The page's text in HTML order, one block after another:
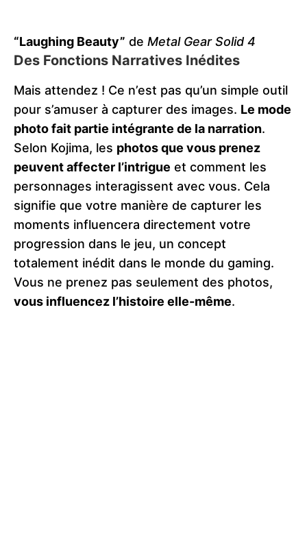
“Laughing Beauty” de Metal Gear Solid 4
Des Fonctions Narratives Inédites
Mais attendez ! Ce n’est pas qu’un simple outil
pour s’amuser à capturer des images. Le mode
photo fait partie intégrante de la narration.
Selon Kojima, les photos que vous prenez
peuvent affecter l’intrigue et comment les
personnages interagissent avec vous. Cela
signifie que votre manière de capturer les
moments influencera directement votre
progression dans le jeu, un concept
totalement inédit dans le monde du gaming.
Vous ne prenez pas seulement des photos,
vous influencez l’histoire elle-même​.